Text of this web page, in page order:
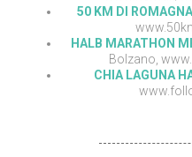
50 KM DI ROMAGNA
HALB MARATHON
Bolzano,
CHIA LAGUNA